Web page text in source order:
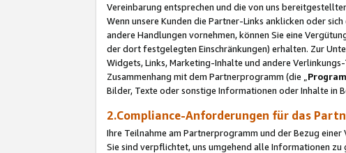
Vereinbarung entsprechen und die von uns
Wenn unsere Kunden die Partner-Links anklicken oder
andere Handlungen vornehmen, können Sie eine
der dort festgelegten Einschränkungen) erhalten. Zur
Widgets, Links, Marketing-Inhalte und andere
Zusammenhang mit dem Partnerprogramm (die „
Bilder, Texte oder sonstige Informationen oder Inhalte in
2.Compliance-Anforderungen für das
Ihre Teilnahme am Partnerprogramm und der Bezug
Sie sind verpflichtet, uns umgehend alle Informationen